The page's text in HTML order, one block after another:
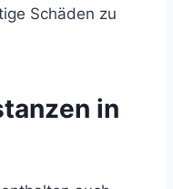
Schäden zu
in